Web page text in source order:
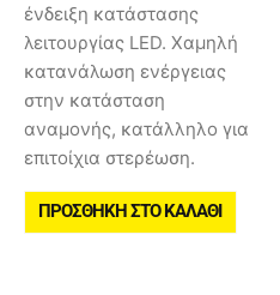
ένδειξη κατάστασης
λειτουργίας LED. Χαμηλή
κατανάλωση ενέργειας
στην κατάσταση
αναμονής, κατάλληλο για
επιτοίχια στερέωση.
ΠΡΟΣΘΉΚΗ ΣΤΟ ΚΑΛΆΘΙ